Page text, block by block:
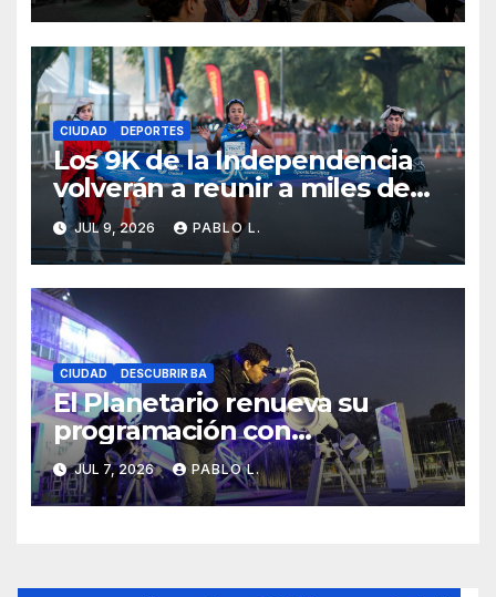
CIUDAD DEPORTES
Los 9K de la Independencia
volverán a reunir a miles de
corredores con un homenaje
especial a la bandera
JUL 9, 2026 PABLO L.
CIUDAD DESCUBRIR BA
El Planetario renueva su
programación con
propuestas para disfrutar el
espacio durante julio
JUL 7, 2026 PABLO L.